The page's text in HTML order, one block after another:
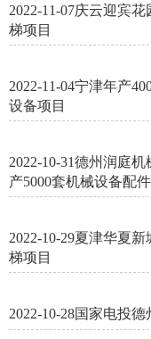
2022-11-07庆云迎宾
梯项目
2022-11-04宁津年产
设备项目
2022-10-31德州润庭
产5000套机械设备配
2022-10-29夏津华夏
梯项目
2022-10-28国家电投